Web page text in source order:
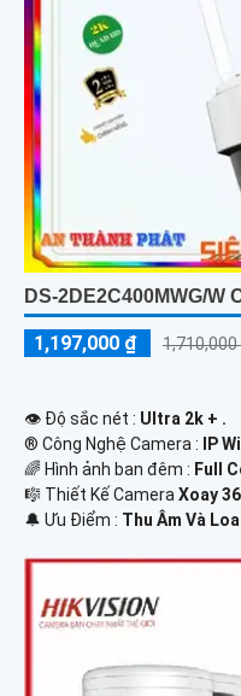
DS-2DE2C400MWG/
1,197,000 ₫ 1,710,000
👁 Độ sắc nét : Ultra 2k + .
®️ Công Nghệ Camera :
IP
🌈 Hình ảnh ban đêm : Full
🎼️ Thiết Kế Camera Xoay
️🔔 Ưu Điểm : Thu Âm Và